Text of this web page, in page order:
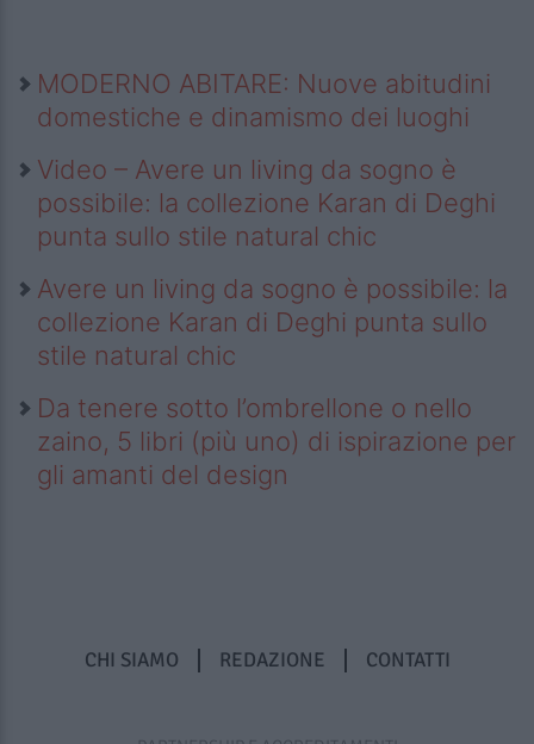
MODERNO ABITARE: Nuove abitudini
domestiche e dinamismo dei luoghi
Video – Avere un living da sogno è
possibile: la collezione Karan di Deghi
punta sullo stile natural chic
Avere un living da sogno è possibile: la
collezione Karan di Deghi punta sullo
stile natural chic
Da tenere sotto l’ombrellone o nello
zaino, 5 libri (più uno) di ispirazione per
gli amanti del design
CHI SIAMO REDAZIONE CONTATTI